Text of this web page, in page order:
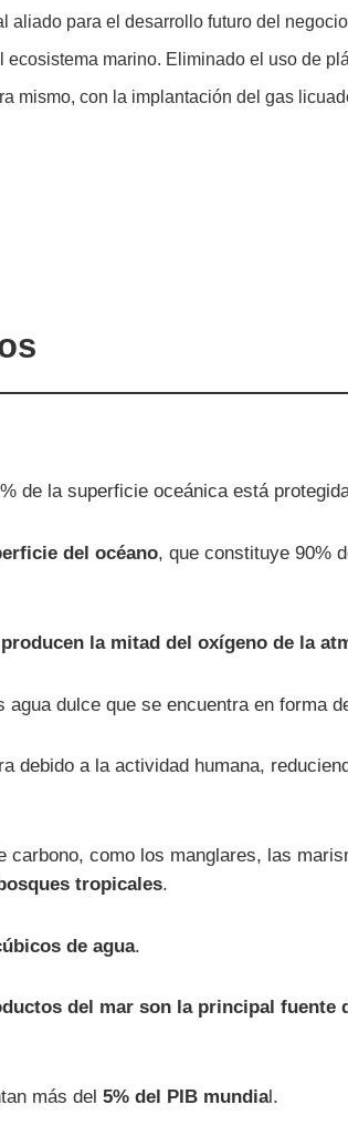
aliado para el desarrollo futuro del
marino. Eliminado el uso de
mismo, con la implantación del gas
de la superficie oceánica está
del océano, que constituye 90%
la mitad del oxígeno de la
agua dulce que se encuentra en forma
debido a la actividad humana,
como los manglares, las
tropicales.
de agua.
del mar son la principal fuente
más del 5% del PIB mundial.